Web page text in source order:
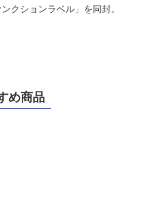
ションラベル」を同封。
め商品